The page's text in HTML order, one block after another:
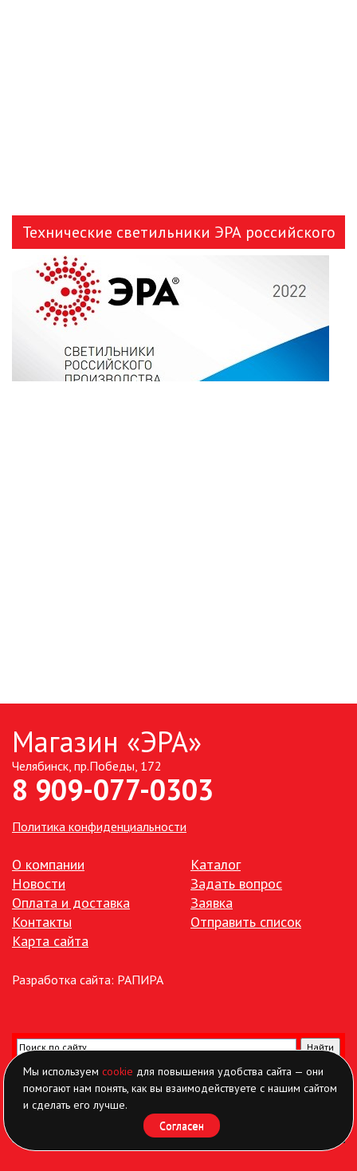
Технические светильники ЭРА российского
Магазин «ЭРА»
Челябинск, пр.Победы, 172
8 909-077-0303
Политика конфиденциальности
О компании
Новости
Оплата и доставка
Контакты
Карта сайта
Каталог
Задать вопрос
Заявка
Отправить список
Разработка сайта: РАПИРА
Мы используемcookie для повышения удобства сайта — они
помогают нам понять, как вы взаимодействуете с нашим сайтом
и сделать его лучше.
Согласен